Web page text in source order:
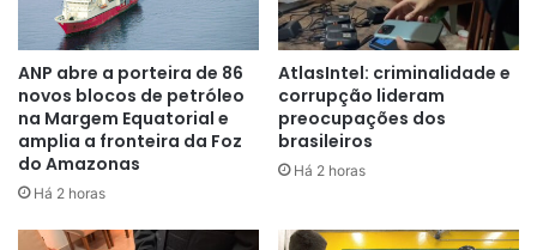
pesquisar a margem equatorial.
Se encontrar a riqueza que se
pressupõe que exista lá, aí é uma
decisão de Estado se você vai
explorar ou não”
, disse o chefe do
Executivo.
ANP abre a porteira de 86
novos blocos de petróleo
na Margem Equatorial e
amplia a fronteira da Foz
do Amazonas
Há 2 horas
AtlasIntel: criminalidade e
corrupção lideram
preocupações dos
brasileiros
Há 2 horas